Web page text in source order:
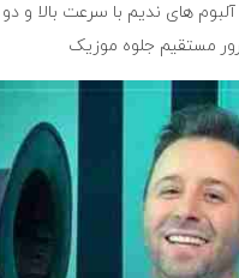
های ندیم با سرعت بالا و
مستقیم جلوه موزیک